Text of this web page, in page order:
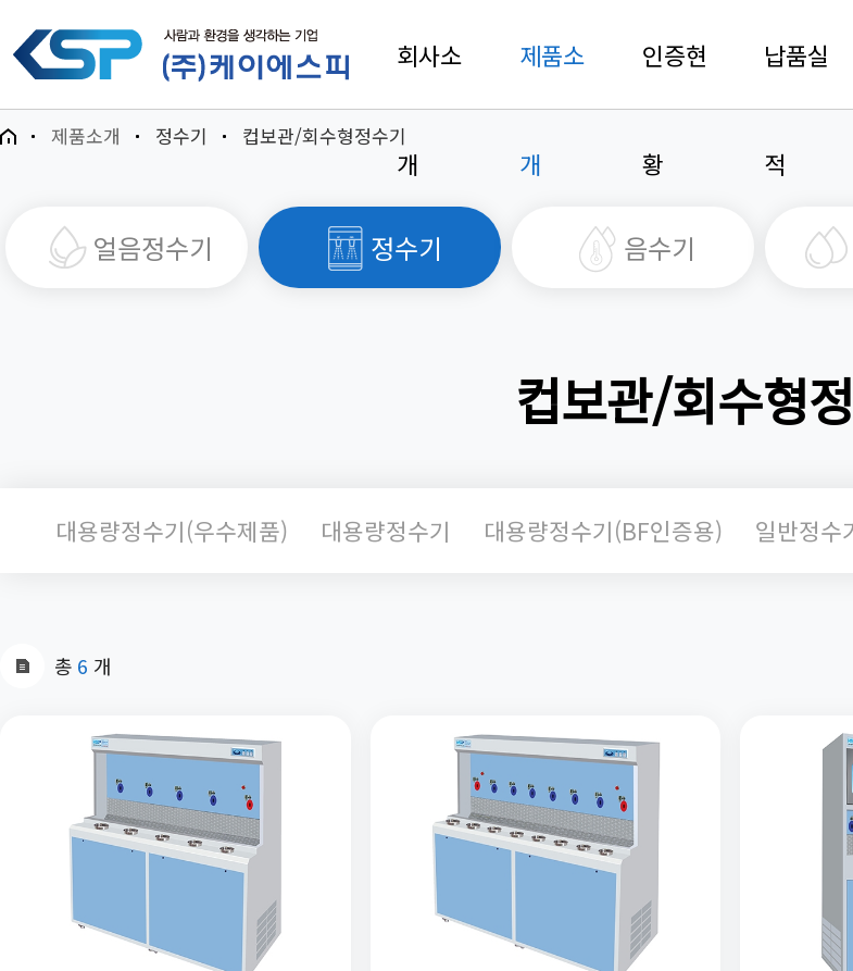
회사소
개
제품소
개
인증현
황
납품실
적
제품소개 정수기 컵보관/회수형정수기
얼음정수기 정수기 음수기
컵보관/회수형
대용량정수기(우수제품) 대용량정수기 대용량정수기(BF인증용) 일반정수
총 6 개